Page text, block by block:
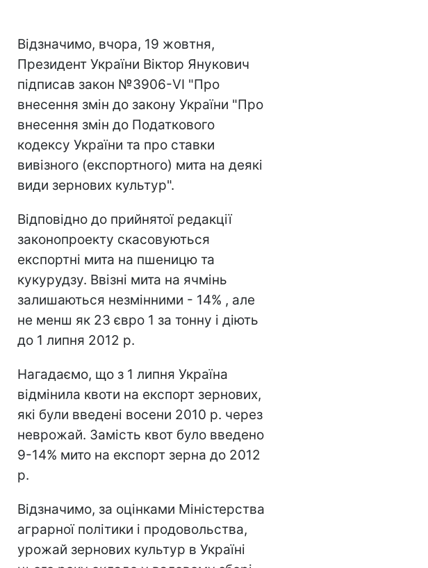
Відзначимо, вчора, 19 жовтня,
Президент України Віктор Янукович
підписав закон №3906-VI "Про
внесення змін до закону України "Про
внесення змін до Податкового
кодексу України та про ставки
вивізного (експортного) мита на деякі
види зернових культур".
Відповідно до прийнятої редакції
законопроекту скасовуються
експортні мита на пшеницю та
кукурудзу. Ввізні мита на ячмінь
залишаються незмінними - 14% , але
не менш як 23 євро 1 за тонну і діють
до 1 липня 2012 р.
Нагадаємо, що з 1 липня Україна
відмінила квоти на експорт зернових,
які були введені восени 2010 р. через
неврожай. Замість квот було введено
9-14% мито на експорт зерна до 2012
р.
Відзначимо, за оцінками Міністерства
аграрної політики і продовольства,
урожай зернових культур в Україні